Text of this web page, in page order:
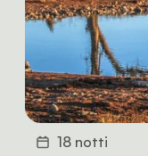
18 notti